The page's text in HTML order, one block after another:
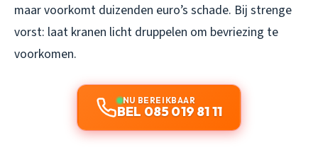
maar voorkomt duizenden euro’s schade. Bij strenge
vorst: laat kranen licht druppelen om bevriezing te
voorkomen.
NU BEREIKBAAR
BEL 085 019 81 11